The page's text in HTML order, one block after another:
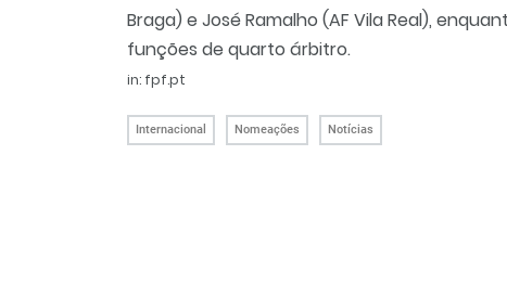
Braga) e José Ramalho (AF Vila Real),
funções de quarto árbitro.
in: fpf.pt
Internacional Nomeações Notícias